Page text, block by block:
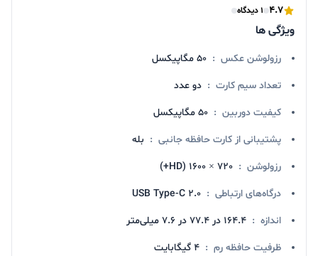
4.7 1 دیدگاه
ویژگی ها
رزولوشن عکس : ۵۰ مگاپیکسل
تعداد سیم کارت : دو عدد
کیفیت دوربین : ۵۰ مگاپیکسل
پشتیبانی از کارت حافظه جانبی : بله
رزولوشن :
720 × 1600 (HD+)
درگاه‌های ارتباطی : USB Type-C ۲.۰
اندازه : 164.4 در 77.4 در 7.6 میلی‌متر
ظرفیت حافظه رم : 4 گیگابایت